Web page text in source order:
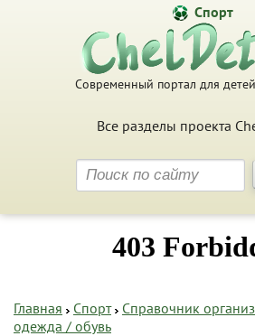
Современный портал для
Все разделы проекта
Спорт
Главная Спорт Справочник
одежда / обувь